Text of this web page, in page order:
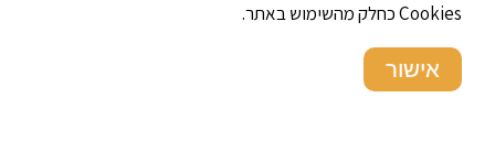
Cookies כחלק מהשימוש באתר.
אישור